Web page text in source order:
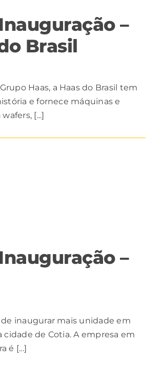
–
Brasil
Haas, a Haas do Brasil tem
e fornece máquinas e
[...]
–
de inaugurar mais unidade em
cidade de Cotia. A empresa em
é [...]